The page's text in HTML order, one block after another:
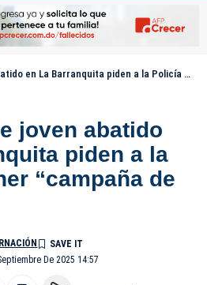
piden a la Policía detener “campaña de descrédito”
joven abatido
piden a la
“campaña de
De 2025 14:57